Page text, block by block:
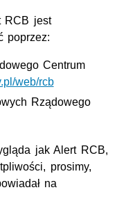
RCB jest
poprzez:
Centrum
web/rcb
Rządowego
jak Alert RCB,
prosimy,
na